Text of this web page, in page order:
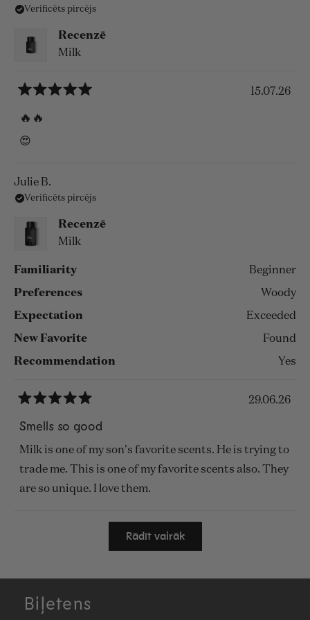
Verificēts pircējs
Recenzē
Milk
ar
5
no
5
15.07.26
🔥🔥
😍
Julie B.
Verificēts pircējs
Recenzē
Milk
Familiarity Beginner
Preferences Woody
Expectation Exceeded
New Favorite Found
Recommendation Yes
ar
5
no
5
zvaigznēm
29.06.26
Smells so good
Milk is one of my son's favorite scents. He is trying to
trade me. This is one of my favorite scents also. They
are so unique. I love them.
Ielādē...
Rādīt vairāk
Biļetens